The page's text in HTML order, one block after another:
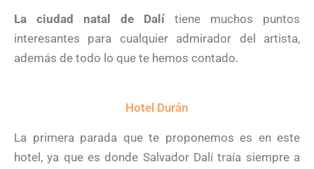
La ciudad natal de Dalí tiene muchos puntos
interesantes para cualquier admirador del artista,
además de todo lo que te hemos contado.
Hotel Durán
La primera parada que te proponemos es en este
hotel, ya que es donde Salvador Dalí traía siempre a